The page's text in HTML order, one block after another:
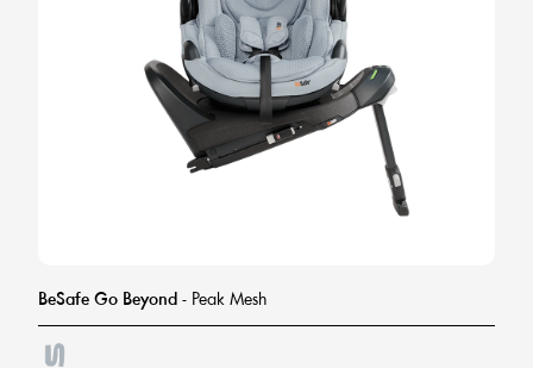
BeSafe Go Beyond - Peak Mesh